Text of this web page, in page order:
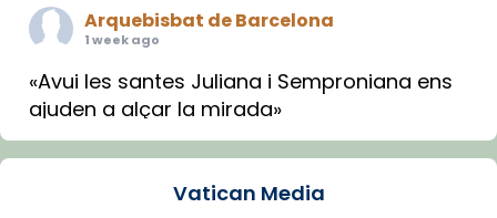
Arquebisbat de Barcelona
1 week ago
«Avui les santes Juliana i Semproniana ens
ajuden a alçar la mirada»
Mons. Sergi Gordo, bisbe de Tortosa, ha
Santes de Mataró.Vatican Media